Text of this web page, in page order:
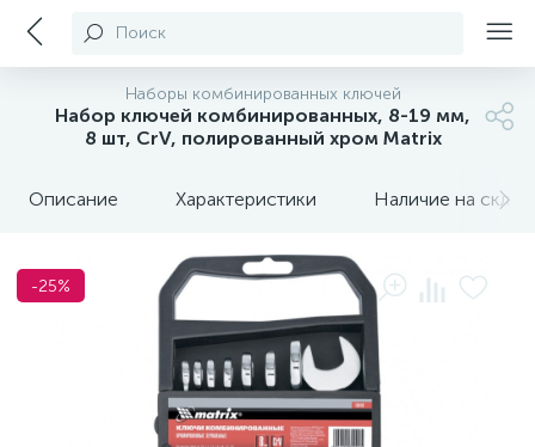
Поиск
Наборы комбинированных ключей
Набор ключей комбинированных, 8-19 мм,
8 шт, CrV, полированный хром Matrix
Описание Характеристики Наличие на
-25%